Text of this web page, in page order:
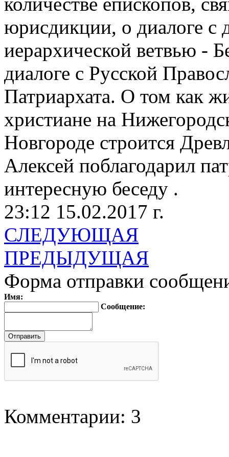
юрисдикции, о диалоге с
иерархической ветвью -
диалоге с Русской
Патриархата. О том как
христиане на
Новгороде строится
Алексей поблагодарил
интересную беседу .
23:12 15.02.2017 г.
СЛЕДУЮЩАЯ
ПРЕДЫДУЩАЯ
Форма отправки
Имя:
Сообщение:
Комментарии: 3